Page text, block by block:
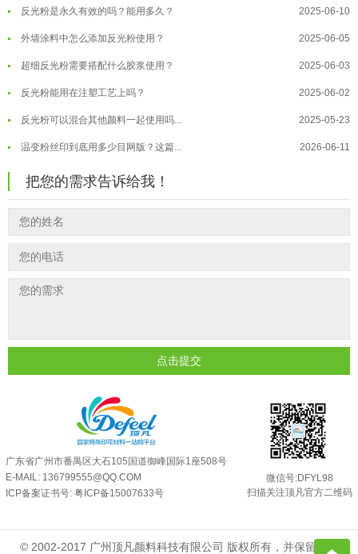
温变粉保质期有多久？开封后如何保... 2026-07-20
温变粉大批量保存指南｜做对这几步... 2026-07-17
温变粉"罢工"指南：为... 2026-07-10
温变粉到底怕不怕酸碱和酒精？ 2026-07-09
温变粉"烤"问：长期加... 2026-07-07
温变粉耐温真相：注塑"高温炼... 2026-07-03
反光粉是永久有效的吗？能用多久？ 2025-06-10
外墙涂料中怎么添加反光粉使用？ 2025-06-05
超细反光粉需要搭配什么胶浆使用？ 2025-06-03
反光粉能用在注塑工艺上吗？ 2025-06-02
反光粉可以混合其他颜料一起使用吗... 2025-05-23
温变粉丝印到底用多少目网版？这篇... 2026-06-11
印花温变粉最适合用在什么行业上呢... 2025-06-20
油性反光粉怎么印花效果最好？
超细反光粉怎么印牢度才会更好？
反光粉是永久有效的吗？能用多久？ 2025-06-10
把您的需求告诉给我！
点击提交
广东省广州市番禺区大石105国道御峰国际1座508号
E-MAIL: 136799555@QQ.COM
ICP备案证书号: 粤ICP备15007633号
微信号:DFYL98
扫描关注顶凡官方二维码
© 2002-2017 广州顶凡颜料科技有限公司 版权所有，并保留所有